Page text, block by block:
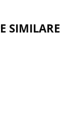
SIMILARE